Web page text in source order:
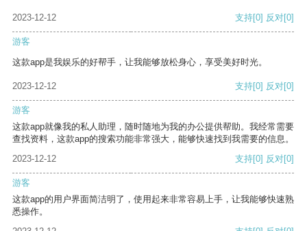
2023-12-12 支持[0] 反对[0]
游客
这款app是我娱乐的好帮手，让我能够放松身心，享受美好时光。
2023-12-12 支持[0] 反对[0]
游客
这款app就像我的私人助理，随时随地为我的办公提供帮助。我经常需要
查找资料，这款app的搜索功能非常强大，能够快速找到我需要的信息。
2023-12-12
支持[0] 反对[0]
游客
这款app的用户界面简洁明了，使用起来非常容易上手，让我能够快速熟
悉操作。